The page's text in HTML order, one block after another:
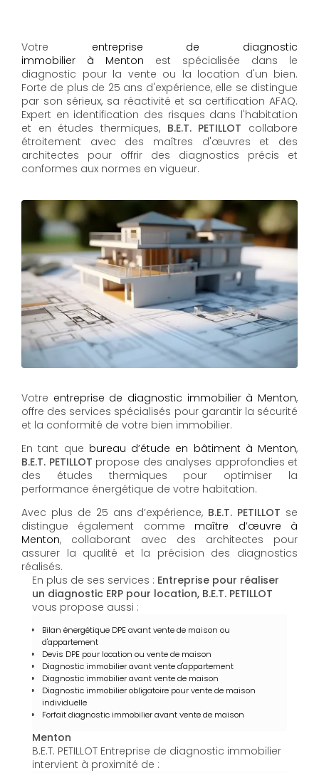
Votre entreprise de diagnostic
immobilier à Menton est spécialisée dans le
diagnostic pour la vente ou la location d'un bien.
Forte de plus de 25 ans d'expérience, elle se distingue
par son sérieux, sa réactivité et sa certification AFAQ.
Expert en identification des risques dans l'habitation
et en études thermiques, B.E.T. PETILLOT collabore
étroitement avec des maîtres d'œuvres et des
architectes pour offrir des diagnostics précis et
conformes aux normes en vigueur.
Votre entreprise de diagnostic immobilier à Menton,
offre des services spécialisés pour garantir la sécurité
et la conformité de votre bien immobilier.
En tant que bureau d’étude en bâtiment à Menton,
B.E.T. PETILLOT propose des analyses approfondies et
des études thermiques pour optimiser la
performance énergétique de votre habitation.
Avec plus de 25 ans d’expérience, B.E.T. PETILLOT se
distingue également comme maître d’œuvre à
Menton, collaborant avec des architectes pour
assurer la qualité et la précision des diagnostics
réalisés.
En plus de ses services : Entreprise pour réaliser
un diagnostic ERP pour location, B.E.T. PETILLOT
vous propose aussi :
Bilan énergétique DPE avant vente de maison ou
d'appartement
Devis DPE pour location ou vente de maison
Diagnostic immobilier avant vente d'appartement
Diagnostic immobilier avant vente de maison
Diagnostic immobilier obligatoire pour vente de maison
individuelle
Forfait diagnostic immobilier avant vente de maison
Menton
B.E.T. PETILLOT Entreprise de diagnostic immobilier
intervient à proximité de :